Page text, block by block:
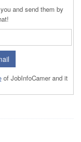
and send them by
of JobInfoCamer and it